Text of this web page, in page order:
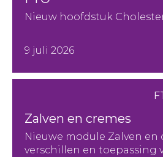
Nieuw hoofdstuk
9 juli 2026
Zalven en cremes
Nieuwe module Zalven en
verschillen en toepassing